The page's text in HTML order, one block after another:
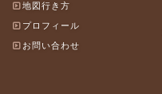
地図行き方
プロフィール
お問い合わせ